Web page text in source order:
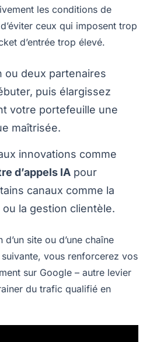
les conditions de
ceux qui imposent trop
d’entrée trop élevé.
ou deux partenaires
puis élargissez
votre portefeuille une
maîtrisée.
innovations comme
d’appels IA pour
canaux comme la
la gestion clientèle.
site ou d’une chaîne
vous renforcerez vos
sur Google – autre levier
du trafic qualifié en